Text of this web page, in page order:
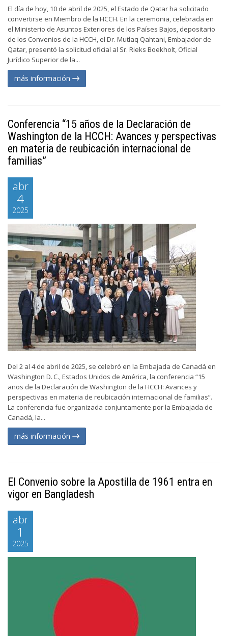
El día de hoy, 10 de abril de 2025, el Estado de Qatar ha solicitado
convertirse en Miembro de la HCCH. En la ceremonia, celebrada en
el Ministerio de Asuntos Exteriores de los Países Bajos, depositario
de los Convenios de la HCCH, el Dr. Mutlaq Qahtani, Embajador de
Qatar, presentó la solicitud oficial al Sr. Rieks Boekholt, Oficial
Jurídico Superior de la...
más información
Conferencia “15 años de la Declaración de
Washington de la HCCH: Avances y perspectivas
en materia de reubicación internacional de
familias”
abr
4
2025
Del 2 al 4 de abril de 2025, se celebró en la Embajada de Canadá en
Washington D. C., Estados Unidos de América, la conferencia “15
años de la Declaración de Washington de la HCCH: Avances y
perspectivas en materia de reubicación internacional de familias”.
La conferencia fue organizada conjuntamente por la Embajada de
Canadá, la...
más información
El Convenio sobre la Apostilla de 1961 entra en
vigor en Bangladesh
abr
1
2025